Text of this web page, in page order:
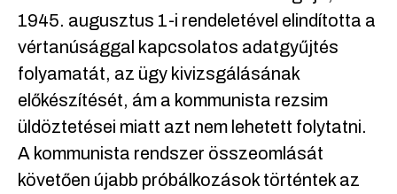
1945. augusztus 1-i rendeletével elindította a
vértanúsággal kapcsolatos adatgyűjtés
folyamatát, az ügy kivizsgálásának
előkészítését, ám a kommunista rezsim
üldöztetései miatt azt nem lehetett folytatni.
A kommunista rendszer összeomlását
követően újabb próbálkozások történtek az